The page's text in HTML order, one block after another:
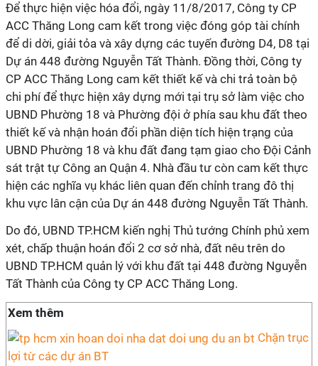
Để thực hiện việc hóa đổi, ngày 11/8/2017, Công ty CP
ACC Thăng Long cam kết trong việc đóng góp tài chính
để di dời, giải tỏa và xây dựng các tuyến đường D4, D8 tại
Dự án 448 đường Nguyễn Tất Thành. Đồng thời, Công ty
CP ACC Thăng Long cam kết thiết kế và chi trả toàn bộ
chi phí để thực hiện xây dựng mới tại trụ sở làm việc cho
UBND Phường 18 và Phường đội ở phía sau khu đất theo
thiết kế và nhận hoán đổi phần diện tích hiện trạng của
UBND Phường 18 và khu đất đang tạm giao cho Đội Cảnh
sát trật tự Công an Quận 4. Nhà đầu tư còn cam kết thực
hiện các nghĩa vụ khác liên quan đến chỉnh trang đô thị
khu vực lân cận của Dự án 448 đường Nguyễn Tất Thành.
Do đó, UBND TP.HCM kiến nghị Thủ tướng Chính phủ xem
xét, chấp thuận hoán đổi 2 cơ sở nhà, đất nêu trên do
UBND TP.HCM quản lý với khu đất tại 448 đường Nguyễn
Tất Thành của Công ty CP ACC Thăng Long.
Xem thêm
Chặn trục
lợi từ các dự án BT